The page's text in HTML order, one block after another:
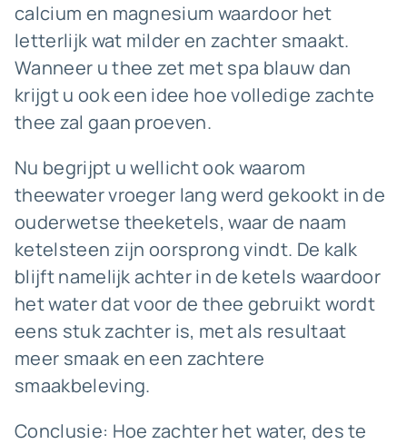
calcium en magnesium waardoor het
letterlijk wat milder en zachter smaakt.
Wanneer u thee zet met spa blauw dan
krijgt u ook een idee hoe volledige zachte
thee zal gaan proeven.
Nu begrijpt u wellicht ook waarom
theewater vroeger lang werd gekookt in de
ouderwetse theeketels, waar de naam
ketelsteen zijn oorsprong vindt. De kalk
blijft namelijk achter in de ketels waardoor
het water dat voor de thee gebruikt wordt
eens stuk zachter is, met als resultaat
meer smaak en een zachtere
smaakbeleving.
Conclusie: Hoe zachter het water, des te